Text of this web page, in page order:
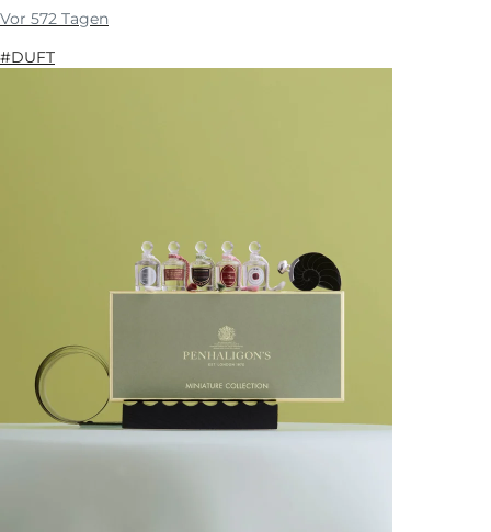
Vor 572 Tagen
#DUFT